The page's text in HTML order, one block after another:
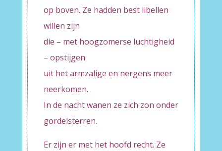
op boven. Ze hadden best libellen
willen zijn
die – met hoogzomerse luchtigheid
– opstijgen
uit het armzalige en nergens meer
neerkomen.
In de nacht wanen ze zich zon onder
gordelsterren.
Er zijn er met het hoofd recht. Ze